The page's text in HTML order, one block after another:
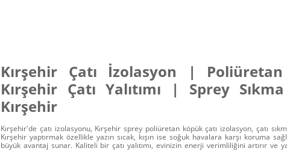
Kırşehir Çatı İzolasyon |
Kırşehir Çatı Yalıtımı | Sprey
Kırşehir
Kırşehir'de çatı izolasyonu, Kırşehir sprey poliüretan köpük çatı izolasyon, çatı
Kırşehir yaptırmak özellikle yazın sıcak, kışın ise soğuk havalara karşı koruma
büyük avantaj sunar. Kaliteli bir çatı yalıtımı, evinizin enerji verimliliğini artırır ve